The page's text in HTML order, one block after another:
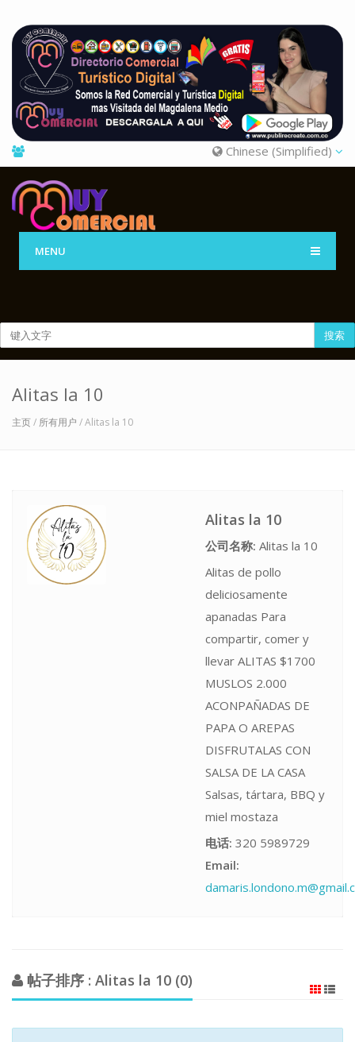
Chinese (Simplified)
MENU
搜索
Alitas la 10
主页/ 所有用户 / Alitas la 10
Alitas la 10
公司名称: Alitas la 10
Alitas de pollo
deliciosamente
apanadas Para
compartir, comer y
llevar ALITAS $1700
MUSLOS 2.000
ACONPAÑADAS DE
PAPA O AREPAS
DISFRUTALAS CON
SALSA DE LA CASA
Salsas, tártara, BBQ y
miel mostaza
电话: 320 5989729
Email:
帖子排序 : Alitas la 10 (0)